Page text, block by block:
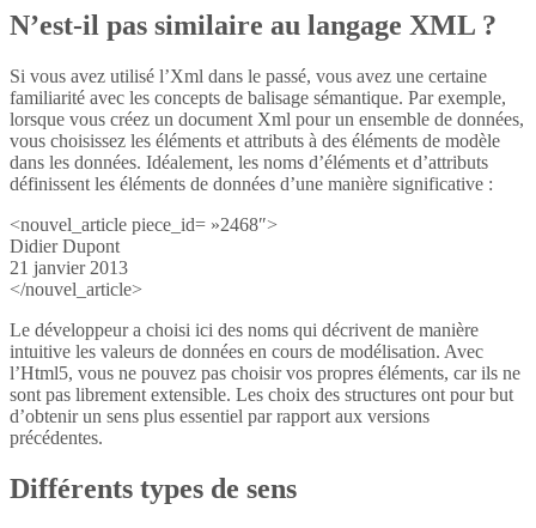
N’est-il pas similaire au langage XML ?
Si vous avez utilisé l’Xml dans le passé, vous avez une certaine
familiarité avec les concepts de balisage sémantique. Par exemple,
lorsque vous créez un document Xml pour un ensemble de données,
vous choisissez les éléments et attributs à des éléments de modèle
dans les données. Idéalement, les noms d’éléments et d’attributs
définissent les éléments de données d’une manière significative :
<nouvel_article piece_id= »2468″>
Didier Dupont
21 janvier 2013
</nouvel_article>
Le développeur a choisi ici des noms qui décrivent de manière
intuitive les valeurs de données en cours de modélisation. Avec
l’Html5, vous ne pouvez pas choisir vos propres éléments, car ils ne
sont pas librement extensible. Les choix des structures ont pour but
d’obtenir un sens plus essentiel par rapport aux versions
précédentes.
Différents types de sens